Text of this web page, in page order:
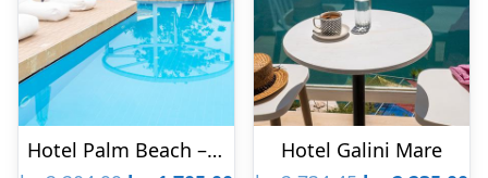
Hotel Palm Beach – voksenhotel
Hotel Galini Mare